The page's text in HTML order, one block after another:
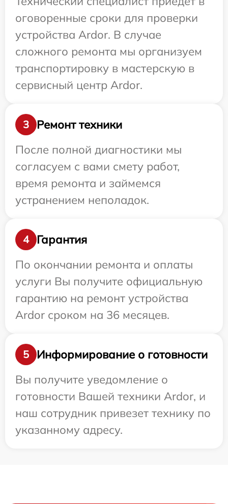
оговоренные сроки для проверки
устройства Ardor. В случае
сложного ремонта мы организуем
транспортировку в мастерскую в
сервисный центр Ardor.
3
Ремонт техники
После полной диагностики мы
согласуем с вами смету работ,
время ремонта и займемся
устранением неполадок.
4
Гарантия
По окончании ремонта и оплаты
услуги Вы получите официальную
гарантию на ремонт устройства
Ardor сроком на 36 месяцев.
5
Информирование о готовности
Вы получите уведомление о
готовности Вашей техники Ardor, и
наш сотрудник привезет технику по
указанному адресу.